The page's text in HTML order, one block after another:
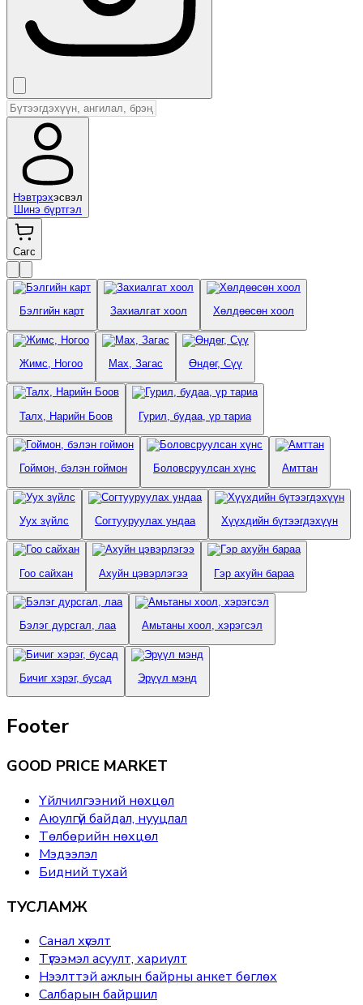
Нэвтрэхэсвэл
Шинэ бүртгэл
Сагс
Бэлгийн карт Захиалгат хоол Хөлдөөсөн хоол
Жимс, Ногоо Мах, Загас Өндөг, Сүү
Талх, Нарийн Боов Гурил, будаа, үр тариа
Гоймон, бэлэн гоймон Боловсруулсан хүнс Амттан
Уух зүйлс Согтууруулах ундаа Хүүхдийн бүтээгдэхүүн
Гоо сайхан Ахуйн цэвэрлэгээ Гэр ахуйн бараа
Бэлэг дурсгал, лаа Амьтаны хоол, хэрэгсэл
Бичиг хэрэг, бусад Эрүүл мэнд
Footer
GOOD PRICE MARKET
Үйлчилгээний нөхцөл
Аюулгүй байдал, нууцлал
Төлбөрийн нөхцөл
Мэдээлэл
Бидний тухай
ТУСЛАМЖ
Санал хүсэлт
Түгээмэл асуулт, хариулт
Нээлттэй ажлын байрны анкет бөглөх
Салбарын байршил